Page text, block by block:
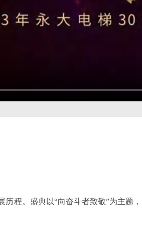
历程。盛典以“向奋斗者致敬”为主题